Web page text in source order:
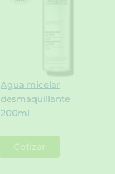
Agua micelar
desmaquillante
200ml
Cotizar